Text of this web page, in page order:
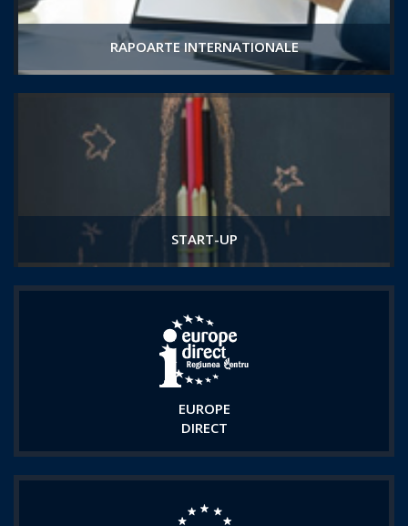
RAPOARTE INTERNATIONALE
START-UP
EUROPE
DIRECT